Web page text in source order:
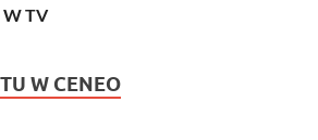
W TV
W CENEO